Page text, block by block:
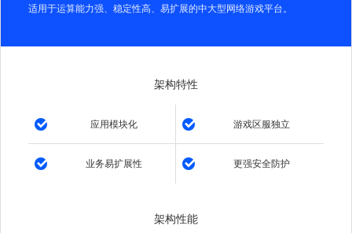
适用于运算能力强、稳定性高、易扩展的中大型网络游戏平台。
架构特性
应用模块化 游戏区服独立
业务易扩展性 更强安全防护
架构性能